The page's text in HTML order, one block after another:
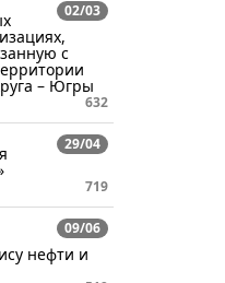
02/03
с
– Югры
632
29/04
719
09/06
нефти и